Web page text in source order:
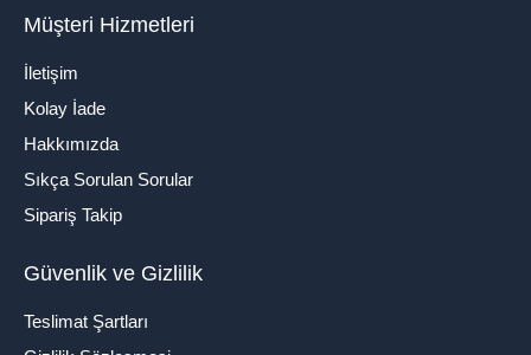
Müşteri Hizmetleri
İletişim
Kolay İade
Hakkımızda
Sıkça Sorulan Sorular
Sipariş Takip
Güvenlik ve Gizlilik
Teslimat Şartları